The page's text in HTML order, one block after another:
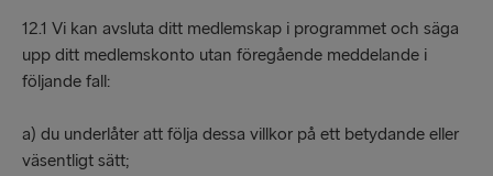
12.1 Vi kan avsluta ditt medlemskap i programmet och säga
upp ditt medlemskonto utan föregående meddelande i
följande fall:
a) du underlåter att följa dessa villkor på ett betydande eller
väsentligt sätt;